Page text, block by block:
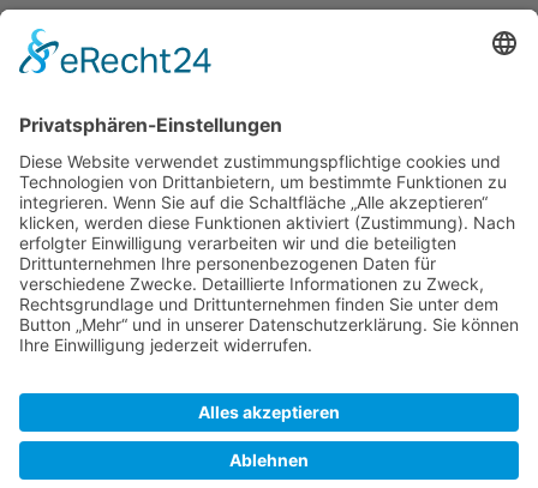
Kontakt
Königstraße 28
70173 Stuttgart
T: 0711 29 39 20
kontakt@kaestner-stuttgart.de
Unsere Öffnungszeiten
Montag bis Samstag:
10:00 Uhr – 19:00 Uhr
Pflichtangaben
Impressum
Datenschutzerklärung
Kontakt